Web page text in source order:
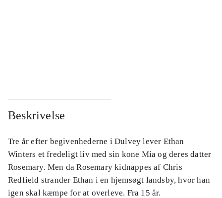
Beskrivelse
Tre år efter begivenhederne i Dulvey lever Ethan
Winters et fredeligt liv med sin kone Mia og deres datter
Rosemary. Men da Rosemary kidnappes af Chris
Redfield strander Ethan i en hjemsøgt landsby, hvor han
igen skal kæmpe for at overleve. Fra 15 år.